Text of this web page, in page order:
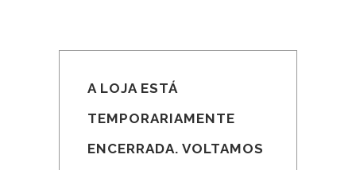
A LOJA ESTÁ
TEMPORARIAMENTE
ENCERRADA. VOLTAMOS